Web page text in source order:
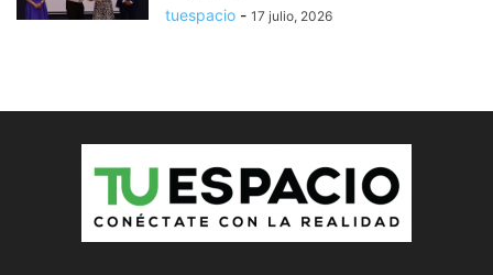
tuespacio - 17 julio, 2026